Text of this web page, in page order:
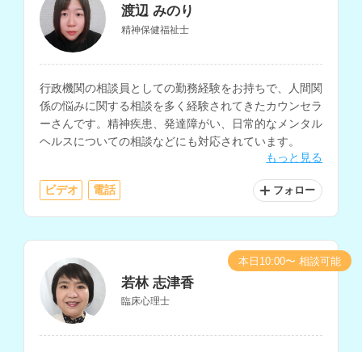
渡辺 みのり
精神保健福祉士
行政機関の相談員としての勤務経験をお持ちで、人間関
係の悩みに関する相談を多く経験されてきたカウンセラ
ーさんです。精神疾患、発達障がい、日常的なメンタル
ヘルスについての相談などにも対応されています。
もっと見る
ビデオ 電話 フォロー
若林 志津香
臨床心理士
本日10:00〜 相談可能